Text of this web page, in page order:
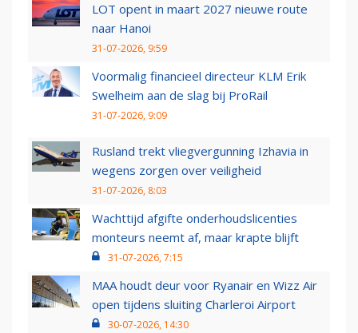
LOT opent in maart 2027 nieuwe route
naar Hanoi
31-07-2026, 9:59
Voormalig financieel directeur KLM Erik
Swelheim aan de slag bij ProRail
31-07-2026, 9:09
Rusland trekt vliegvergunning Izhavia in
wegens zorgen over veiligheid
31-07-2026, 8:03
Wachttijd afgifte onderhoudslicenties
monteurs neemt af, maar krapte blijft
31-07-2026, 7:15
MAA houdt deur voor Ryanair en Wizz Air
open tijdens sluiting Charleroi Airport
30-07-2026, 14:30